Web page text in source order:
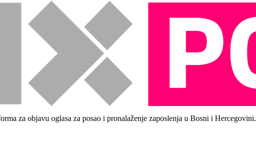
za objavu oglasa za posao i pronalaženje zaposlenja u Bosni i Hercegovini.